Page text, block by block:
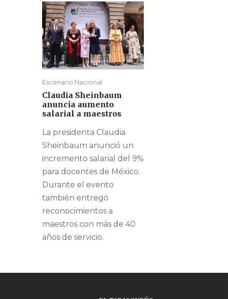
Escenario Nacional
Claudia Sheinbaum
anuncia aumento
salarial a maestros
La presidenta Claudia
Sheinbaum anunció un
incremento salarial del 9%
para docentes de México.
Durante el evento
también entregó
reconocimientos a
maestros con más de 40
años de servicio.